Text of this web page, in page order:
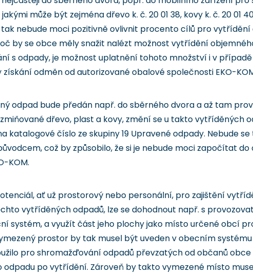
může být zejména dřevo k. č. 20 01 38, kovy k. č. 20 01
nebude moci pozitivně ovlivnit procento cílů pro vytřídění
by se obce měly snažit nalézt možnost vytřídění
s odpady, je možnost uplatnění tohoto množství i v
odměn od autorizované obalové společnosti EKO-
odpad bude předán např. do sběrného dvora a až tam
dřevo, plast a kovy, změní se u takto vytříděných
katalogové číslo ze skupiny 19 Upravené odpady. Nebude
což by způsobilo, že si je nebude moci započítat
KOM.
ať už prostorový nebo personální, pro zajištění
vytříděných odpadů, lze se dohodnout např. s
systém, a využít část jeho plochy jako místo určené obcí
prostor by tak musel být uveden v obecním
pro shromažďování odpadů převzatých od občanů
odpadu po vytřídění. Zároveň by takto vymezené místo